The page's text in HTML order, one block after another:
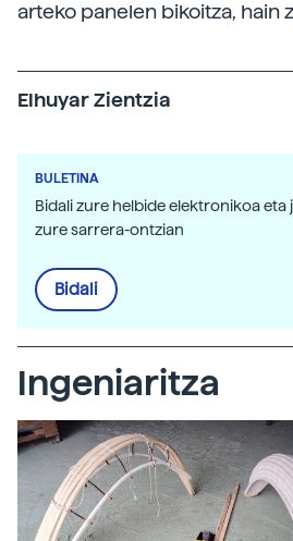
arteko panelen bikoitza, hain
Elhuyar Zientzia
BULETINA
Bidali zure helbide elektronikoa
zure sarrera-ontzian
Bidali
Ingeniaritza